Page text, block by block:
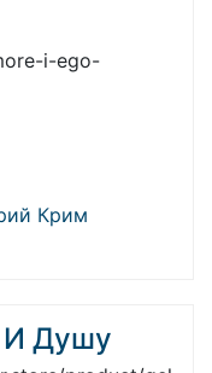
i-ego-
Крим
И Душу